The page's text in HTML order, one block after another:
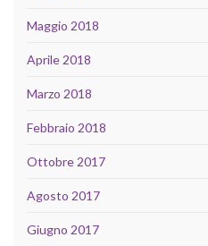
Maggio 2018
Aprile 2018
Marzo 2018
Febbraio 2018
Ottobre 2017
Agosto 2017
Giugno 2017